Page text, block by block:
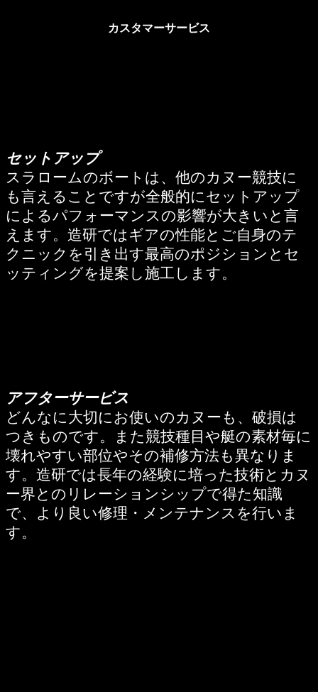
カスタマーサービス
セットアップ
スラロームのボートは、他のカヌー競技に
も言えることですが全般的にセットアップ
によるパフォーマンスの影響が大きいと言
えます。造研ではギアの性能とご自身のテ
クニックを引き出す最高のポジションとセ
ッティングを提案し施工します。
アフターサービス
どんなに大切にお使いのカヌーも、破損は
つきものです。また競技種目や艇の素材毎に
壊れやすい部位やその補修方法も異なりま
す。造研では長年の経験に培った技術とカヌ
ー界とのリレーションシップで得た知識
で、より良い修理・メンテナンスを行いま
す。